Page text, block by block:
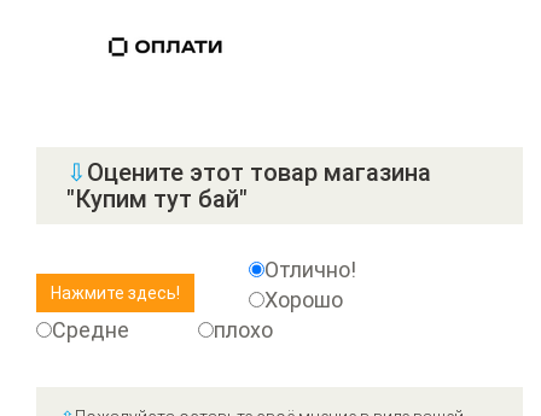
⇩ Оцените этот товар магазина
"Купим тут бай"
Отлично!
Хорошо
Средне
плохо